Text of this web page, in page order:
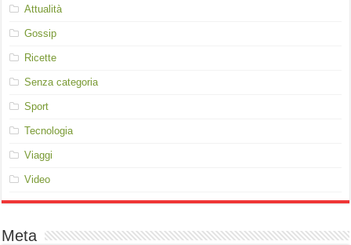
Attualità
Gossip
Ricette
Senza categoria
Sport
Tecnologia
Viaggi
Video
Meta